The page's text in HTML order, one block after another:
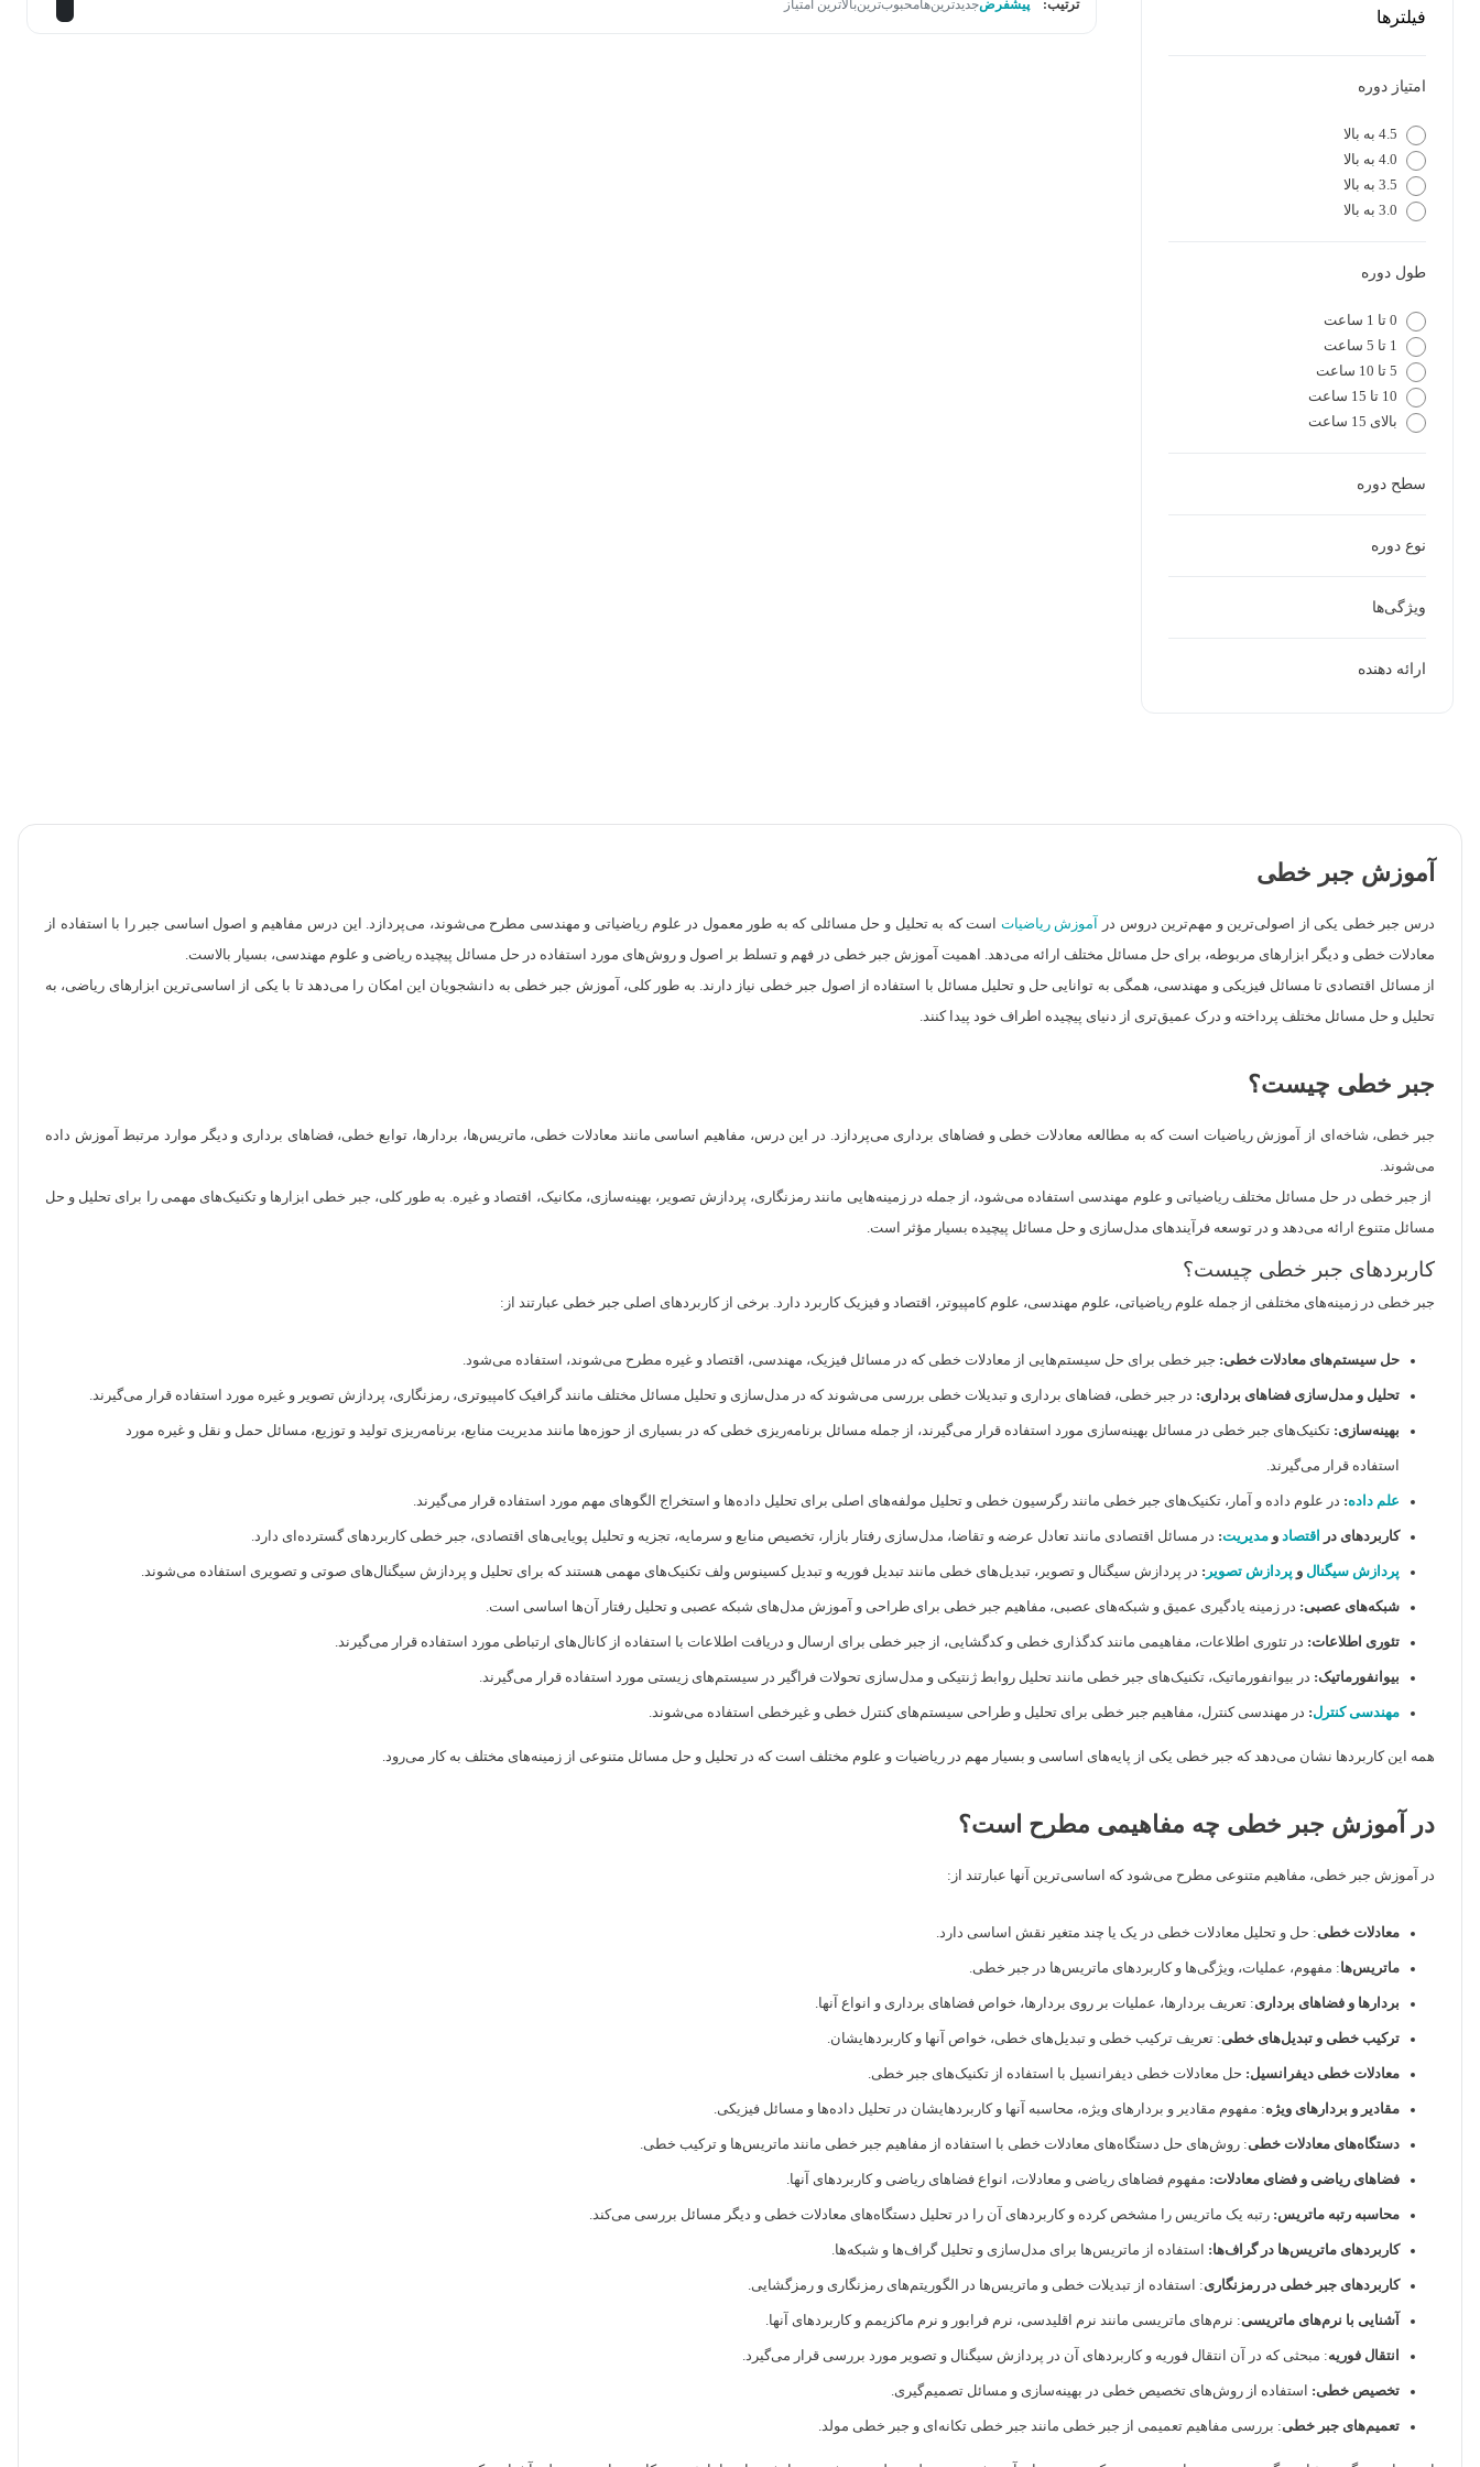
فیلترها
امتیاز دوره
4.5 به بالا
4.0 به بالا
3.5 به بالا
3.0 به بالا
طول دوره
0 تا 1 ساعت
1 تا 5 ساعت
5 تا 10 ساعت
10 تا 15 ساعت
بالای 15 ساعت
سطح دوره
نوع دوره
ویژگی‌ها
ارائه دهنده
ترتیب: پیشفرضجدیدترین‌هامحبوب‌ترینبالاترین امتیاز
آموزش جبر خطی
درس جبر خطی یکی از اصولی‌ترین و مهم‌ترین دروس در آموزش ریاضیات است که به تحلیل و حل مسائلی که به طور معمول در علوم ریاضیاتی و مهندسی مطرح می‌شوند، می‌پردازد. این درس مفاهیم و اصول اساسی جبر را با استفاده از
معادلات خطی و دیگر ابزارهای مربوطه، برای حل مسائل مختلف ارائه می‌دهد. اهمیت آموزش جبر خطی در فهم و تسلط بر اصول و روش‌های مورد استفاده در حل مسائل پیچیده ریاضی و علوم مهندسی، بسیار بالاست.
از مسائل اقتصادی تا مسائل فیزیکی و مهندسی، همگی به توانایی حل و تحلیل مسائل با استفاده از اصول جبر خطی نیاز دارند. به طور کلی، آموزش جبر خطی به دانشجویان این امکان را می‌دهد تا با یکی از اساسی‌ترین ابزارهای ریاضی، به
تحلیل و حل مسائل مختلف پرداخته و درک عمیق‌تری از دنیای پیچیده اطراف خود پیدا کنند.
جبر خطی چیست؟
جبر خطی، شاخه‌ای از آموزش ریاضیات است که به مطالعه معادلات خطی و فضاهای برداری می‌پردازد. در این درس، مفاهیم اساسی مانند معادلات خطی، ماتریس‌ها، بردارها، توابع خطی، فضاهای برداری و دیگر موارد مرتبط آموزش داده
می‌شوند.
از جبر خطی در حل مسائل مختلف ریاضیاتی و علوم مهندسی استفاده می‌شود، از جمله در زمینه‌هایی مانند رمزنگاری، پردازش تصویر، بهینه‌سازی، مکانیک، اقتصاد و غیره. به طور کلی، جبر خطی ابزارها و تکنیک‌های مهمی را برای تحلیل و حل
مسائل متنوع ارائه می‌دهد و در توسعه فرآیندهای مدل‌سازی و حل مسائل پیچیده بسیار مؤثر است.
کاربردهای جبر خطی چیست؟
جبر خطی در زمینه‌های مختلفی از جمله علوم ریاضیاتی، علوم مهندسی، علوم کامپیوتر، اقتصاد و فیزیک کاربرد دارد. برخی از کاربردهای اصلی جبر خطی عبارتند از:
حل سیستم‌های معادلات خطی: جبر خطی برای حل سیستم‌هایی از معادلات خطی که در مسائل فیزیک، مهندسی، اقتصاد و غیره مطرح می‌شوند، استفاده می‌شود.
تحلیل و مدل‌سازی فضاهای برداری: در جبر خطی، فضاهای برداری و تبدیلات خطی بررسی می‌شوند که در مدل‌سازی و تحلیل مسائل مختلف مانند گرافیک کامپیوتری، رمزنگاری، پردازش تصویر و غیره مورد استفاده قرار می‌گیرند.
بهینه‌سازی: تکنیک‌های جبر خطی در مسائل بهینه‌سازی مورد استفاده قرار می‌گیرند، از جمله مسائل برنامه‌ریزی خطی که در بسیاری از حوزه‌ها مانند مدیریت منابع، برنامه‌ریزی تولید و توزیع، مسائل حمل و نقل و غیره مورد
استفاده قرار می‌گیرند.
علم داده: در علوم داده و آمار، تکنیک‌های جبر خطی مانند رگرسیون خطی و تحلیل مولفه‌های اصلی برای تحلیل داده‌ها و استخراج الگوهای مهم مورد استفاده قرار می‌گیرند.
کاربردهای در اقتصاد و مدیریت: در مسائل اقتصادی مانند تعادل عرضه و تقاضا، مدل‌سازی رفتار بازار، تخصیص منابع و سرمایه، تجزیه و تحلیل پویایی‌های اقتصادی، جبر خطی کاربردهای گسترده‌ای دارد.
پردازش سیگنال و پردازش تصویر : در پردازش سیگنال و تصویر، تبدیل‌های خطی مانند تبدیل فوریه و تبدیل کسینوس ولف تکنیک‌های مهمی هستند که برای تحلیل و پردازش سیگنال‌های صوتی و تصویری استفاده می‌شوند.
شبکه‌های عصبی: در زمینه یادگیری عمیق و شبکه‌های عصبی، مفاهیم جبر خطی برای طراحی و آموزش مدل‌های شبکه عصبی و تحلیل رفتار آن‌ها اساسی است.
تئوری اطلاعات: در تئوری اطلاعات، مفاهیمی مانند کدگذاری خطی و کدگشایی، از جبر خطی برای ارسال و دریافت اطلاعات با استفاده از کانال‌های ارتباطی مورد استفاده قرار می‌گیرند.
بیوانفورماتیک: در بیوانفورماتیک، تکنیک‌های جبر خطی مانند تحلیل روابط ژنتیکی و مدل‌سازی تحولات فراگیر در سیستم‌های زیستی مورد استفاده قرار می‌گیرند.
مهندسی کنترل: در مهندسی کنترل، مفاهیم جبر خطی برای تحلیل و طراحی سیستم‌های کنترل خطی و غیرخطی استفاده می‌شوند.
همه این کاربردها نشان می‌دهد که جبر خطی یکی از پایه‌های اساسی و بسیار مهم در ریاضیات و علوم مختلف است که در تحلیل و حل مسائل متنوعی از زمینه‌های مختلف به کار می‌رود.
در آموزش جبر خطی چه مفاهیمی مطرح است؟
در آموزش جبر خطی، مفاهیم متنوعی مطرح می‌شود که اساسی‌ترین آنها عبارتند از:
معادلات خطی: حل و تحلیل معادلات خطی در یک یا چند متغیر نقش اساسی دارد.
ماتریس‌ها: مفهوم، عملیات، ویژگی‌ها و کاربردهای ماتریس‌ها در جبر خطی.
بردارها و فضاهای برداری: تعریف بردارها، عملیات بر روی بردارها، خواص فضاهای برداری و انواع آنها.
ترکیب خطی و تبدیل‌های خطی: تعریف ترکیب خطی و تبدیل‌های خطی، خواص آنها و کاربردهایشان.
معادلات خطی دیفرانسیل: حل معادلات خطی دیفرانسیل با استفاده از تکنیک‌های جبر خطی.
مقادیر و بردارهای ویژه: مفهوم مقادیر و بردارهای ویژه، محاسبه آنها و کاربردهایشان در تحلیل داده‌ها و مسائل فیزیکی.
دستگاه‌های معادلات خطی: روش‌های حل دستگاه‌های معادلات خطی با استفاده از مفاهیم جبر خطی مانند ماتریس‌ها و ترکیب خطی.
فضاهای ریاضی و فضای معادلات: مفهوم فضاهای ریاضی و معادلات، انواع فضاهای ریاضی و کاربردهای آنها.
محاسبه رتبه ماتریس: رتبه یک ماتریس را مشخص کرده و کاربردهای آن را در تحلیل دستگاه‌های معادلات خطی و دیگر مسائل بررسی می‌کند.
کاربردهای ماتریس‌ها در گراف‌ها: استفاده از ماتریس‌ها برای مدل‌سازی و تحلیل گراف‌ها و شبکه‌ها.
کاربردهای جبر خطی در رمزنگاری: استفاده از تبدیلات خطی و ماتریس‌ها در الگوریتم‌های رمزنگاری و رمزگشایی.
آشنایی با نرم‌های ماتریسی: نرم‌های ماتریسی مانند نرم اقلیدسی، نرم فرابور و نرم ماکزیمم و کاربردهای آنها.
انتقال فوریه: مبحثی که در آن انتقال فوریه و کاربردهای آن در پردازش سیگنال و تصویر مورد بررسی قرار می‌گیرد.
تخصیص خطی: استفاده از روش‌های تخصیص خطی در بهینه‌سازی و مسائل تصمیم‌گیری.
تعمیم‌های جبر خطی: بررسی مفاهیم تعمیمی از جبر خطی مانند جبر خطی تکانه‌ای و جبر خطی مولد.